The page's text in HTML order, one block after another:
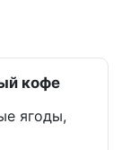
кофе
ягоды,